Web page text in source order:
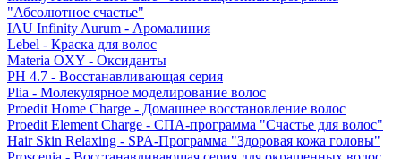
"Абсолютное счастье"
IAU Infinity Aurum - Аромалиния
Lebel - Краска для волос
Materia OXY - Оксиданты
PH 4.7 - Восстанавливающая серия
Plia - Молекулярное моделирование волос
Proedit Home Charge - Домашнее восстановление волос
Proedit Element Charge - СПА-программа "Счастье для волос"
Hair Skin Relaxing - SPA-Программа "Здоровая кожа головы"